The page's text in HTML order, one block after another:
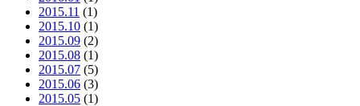
2015.11 (1)
2015.10 (1)
2015.09 (2)
2015.08 (1)
2015.07 (5)
2015.06 (3)
2015.05 (1)